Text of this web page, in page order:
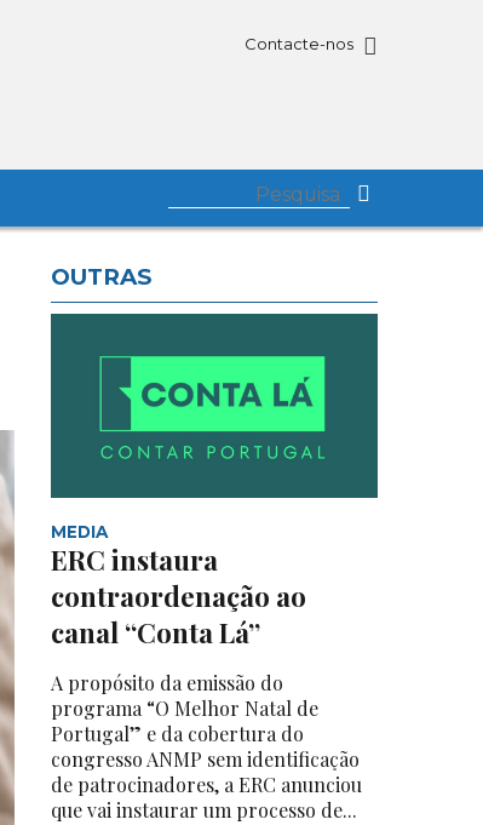
Contacte-nos
OUTRAS
MEDIA
ERC instaura
contraordenação ao
canal “Conta Lá”
A propósito da emissão do
programa “O Melhor Natal de
Portugal” e da cobertura do
congresso ANMP sem identificação
de patrocinadores, a ERC anunciou
que vai instaurar um processo de...